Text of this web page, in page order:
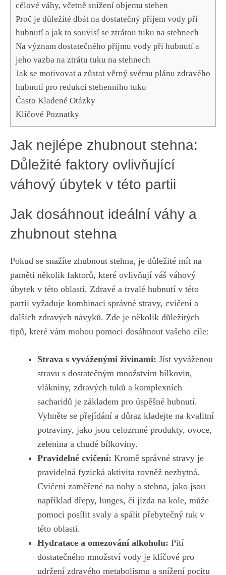
célové váhy,​ včetně snížení objemu stehen
Proč je důležité dbát ‍na dostatečný příjem vody při
hubnutí a jak‍ to ‍souvisí se⁤ ztrátou‌ tuku na stehnech
Na ‍význam dostatečného příjmu vody při hubnutí a
jeho vazba na ztrátu tuku na stehnech
Jak se motivovat a zůstat věrný svému plánu zdravého
hubnutí pro redukci stehenního tuku
Často Kladené Otázky
Klíčové Poznatky
Jak nejlépe zhubnout stehna:
Důležité faktory ovlivňující
váhový úbytek v této partii
Jak dosáhnout ideální váhy a
zhubnout stehna
Pokud⁤ se snažíte zhubnout stehna, je ⁣důležité mít na
paměti několik ⁤faktorů, které ovlivňují ⁤váš váhový
úbytek v této oblasti. ⁢Zdravé a trvalé hubnutí v této
partii vyžaduje kombinaci správné stravy, cvičení a
dalších zdravých návyků. ‍Zde je několik důležitých
tipů, které vám ⁣mohou pomoci dosáhnout​ vašeho cíle:
Strava s vyváženými‌ živinami: Jíst⁣ vyváženou⁤
stravu s dostatečným množstvím bílkovin,
vlákniny, zdravých tuků a ‍komplexních
sacharidů⁤ je základem ‍pro úspěšné⁣ hubnutí.
Vyhněte se přejídání a důraz kladejte na kvalitní
potraviny,​ jako jsou celozrnné⁤ produkty, ovoce,
zelenina a chudé⁣ bílkoviny.
Pravidelné ⁤cvičení: Kromě správné stravy je
pravidelná fyzická aktivita rovněž nezbytná.
Cvičení zaměřené na nohy a stehna, jako jsou
například dřepy, lunges, či jízda na‍ kole, může
pomoci posílit svaly a spálit přebytečný ⁢tuk v
⁣této oblasti.
Hydratace a omezování⁤ alkoholu: Pití‍
dostatečného ⁣množství⁢ vody ⁣je klíčové‌ pro⁤
udržení zdravého metabolismu a snížení⁢ pocitu ​